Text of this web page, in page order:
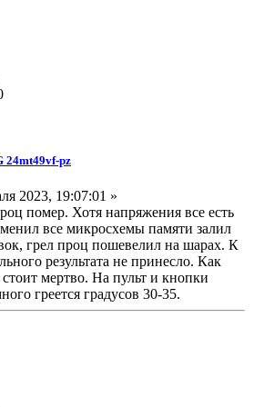
24mt49vf-pz
2023, 19:07:01 »
помер. Хотя напряжения все есть
все микросхемы памяти залил
грел проц пошевелил на шарах. К
результата не принесло. Как
мертво. На пульт и кнопки
греется градусов 30-35.